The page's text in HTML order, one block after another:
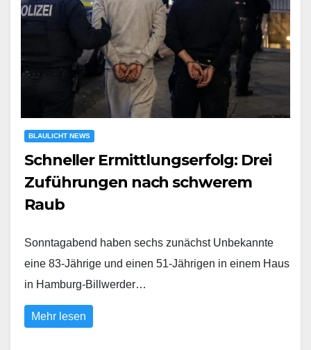
BLAULICHT NEWS
Schneller Ermittlungserfolg: Drei
Zuführungen nach schwerem
Raub
Sonntagabend haben sechs zunächst Unbekannte
eine 83-Jährige und einen 51-Jährigen in einem Haus
in Hamburg-Billwerder…
Mehr lesen